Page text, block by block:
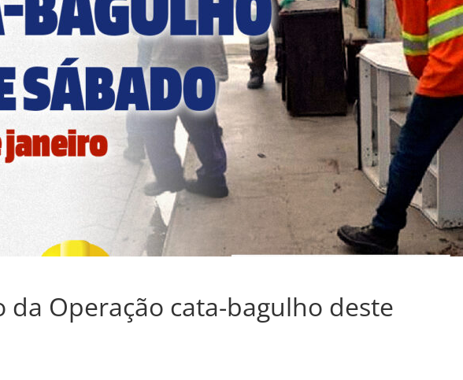
da Operação cata-bagulho deste